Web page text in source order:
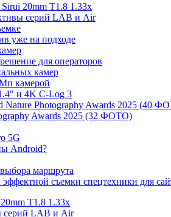
20mm T1.8 1.33x
серий LAB и Air
уже на подходе
для операторов
камер
камерой
и 4K C-Log 3
Nature Photography Awards 2025 (40
Awards 2025 (32 ФОТО)
5G
Android?
маршрута
съемки спецтехники для
T1.8 1.33x
серий LAB и Air